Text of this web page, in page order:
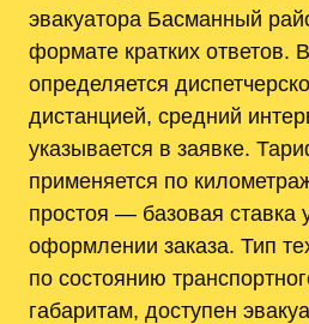
эвакуатора Басманный
формате кратких ответов.
определяется
дистанцией, средний
указывается в заявке.
применяется по
простоя ― базовая ставка
оформлении заказа. Тип
по состоянию
габаритам, доступен